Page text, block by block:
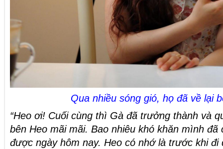
Qua nhiều sóng gió, họ đã về lại
“Heo ơi! Cuối cùng thì Gà đã trưởng thành và
bên Heo mãi mãi. Bao nhiêu khó khăn mình
được ngày hôm nay. Heo có nhớ là trước khi đi